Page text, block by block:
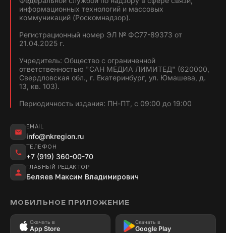
информационных технологий и массовых
коммуникаций (Роскомнадзор).
Регистрационный номер ЭЛ № ФС77-89373 от
21.04.2025 г.
Учредитель: Общество с ограниченной
ответственностью "САН МЕДИА ЛИМИТЕД" (620000,
Свердловская обл., г. Екатеринбург, ул. Юмашева, д.
13, кв. 103).
Периодичность издания: ПН-ПТ, с 09:00 до 19:00
EMAIL
info@nkregion.ru
ТЕЛЕФОН
+7 (919) 360-00-70
ГЛАВНЫЙ РЕДАКТОР
Беляев Максим Владимирович
МОБИЛЬНОЕ ПРИЛОЖЕНИЕ
Скачать в
App Store
Скачать в
Google Play